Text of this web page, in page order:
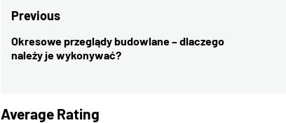
Nawigacja
wpisu
Previous
Previous
post:
Okresowe przeglądy budowlane – dlaczego
należy je wykonywać?
Average Rating